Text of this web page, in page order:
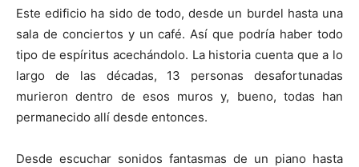
Este edificio ha sido de todo, desde un burdel hasta una
sala de conciertos y un café. Así que podría haber todo
tipo de espíritus acechándolo. La historia cuenta que a lo
largo de las décadas, 13 personas desafortunadas
murieron dentro de esos muros y, bueno, todas han
permanecido allí desde entonces.
Desde escuchar sonidos fantasmas de un piano hasta